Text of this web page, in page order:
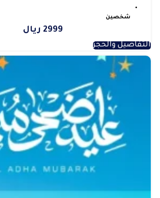
شخصين
2999 ريال
التفاصيل والحجز